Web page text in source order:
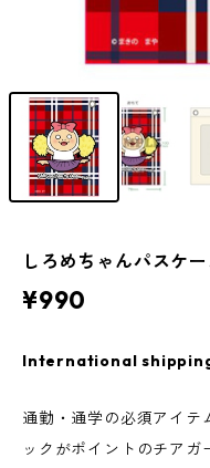
しろめちゃんパスケ
¥990
International
通勤・通学の必須アイテ
ックがポイントのチア